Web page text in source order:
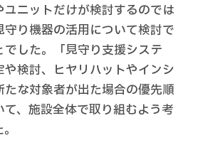
ニットだけが検討するのでは
守り機器の活用について検討で
した。「見守り支援システ
検討、ヒヤリハットやインシ
な対象者が出た場合の優先順
、施設全体で取り組むよう考